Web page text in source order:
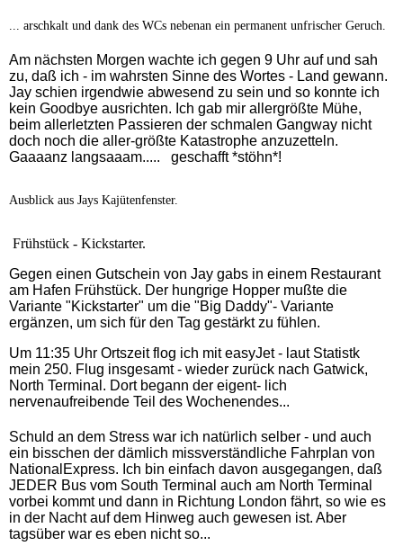
... arschkalt und dank des WCs nebenan ein permanent unfrischer Geruch.
Am nächsten Morgen wachte ich gegen 9 Uhr auf und sah
zu, daß ich - im wahrsten Sinne des Wortes - Land gewann.
Jay schien irgendwie abwesend zu sein und so konnte ich
kein Goodbye ausrichten. Ich gab mir allergrößte Mühe,
beim allerletzten Passieren der schmalen Gangway nicht
doch noch die aller-größte Katastrophe anzuzetteln.
Gaaaanz langsaaam..... geschafft *stöhn*!
Ausblick aus Jays Kajütenfenster.
Frühstück - Kickstarter.
Gegen einen Gutschein von Jay gabs in einem Restaurant
am Hafen Frühstück. Der hungrige Hopper mußte die
Variante "Kickstarter" um die "Big Daddy"- Variante
ergänzen, um sich für den Tag gestärkt zu fühlen.
Um 11:35 Uhr Ortszeit flog ich mit easyJet - laut Statistk
mein 250. Flug insgesamt - wieder zurück nach Gatwick,
North Terminal. Dort begann der eigent- lich
nervenaufreibende Teil des Wochenendes...
Schuld an dem Stress war ich natürlich selber - und auch
ein bisschen der dämlich missverständliche Fahrplan von
NationalExpress. Ich bin einfach davon ausgegangen, daß
JEDER Bus vom South Terminal auch am North Terminal
vorbei kommt und dann in Richtung London fährt, so wie es
in der Nacht auf dem Hinweg auch gewesen ist. Aber
tagsüber war es eben nicht so...